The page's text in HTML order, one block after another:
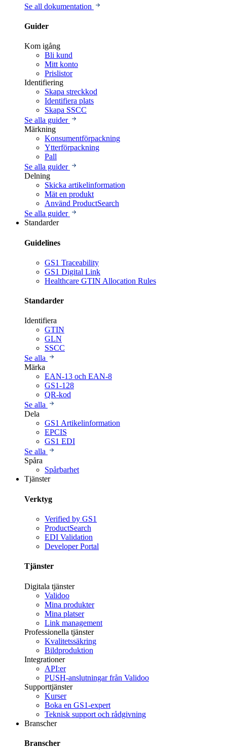
Se all dokumentation
Guider
Kom igång
Bli kund
Mitt konto
Prislistor
Identifiering
Skapa streckkod
Identifiera plats
Skapa SSCC
Se alla guider
Märkning
Konsumentförpackning
Ytterförpackning
Pall
Se alla guider
Delning
Skicka artikelinformation
Mät en produkt
Använd ProductSearch
Se alla guider
Standarder
Guidelines
GS1 Traceability
GS1 Digital Link
Healthcare GTIN Allocation Rules
Standarder
Identifiera
GTIN
GLN
SSCC
Se alla
Märka
EAN-13 och EAN-8
GS1-128
QR-kod
Se alla
Dela
GS1 Artikelinformation
EPCIS
GS1 EDI
Se alla
Spåra
Spårbarhet
Tjänster
Verktyg
Verified by GS1
ProductSearch
EDI Validation
Developer Portal
Tjänster
Digitala tjänster
Validoo
Mina produkter
Mina platser
Link management
Professionella tjänster
Kvalitetssäkring
Bildproduktion
Integrationer
API:er
PUSH-anslutningar från Validoo
Supporttjänster
Kurser
Boka en GS1-expert
Teknisk support och rådgivning
Branscher
Branscher